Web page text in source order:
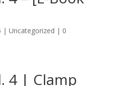
| Uncategorized | 0
4 | Clamp